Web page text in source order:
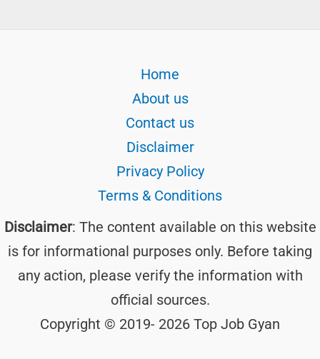
Home
About us
Contact us
Disclaimer
Privacy Policy
Terms & Conditions
Disclaimer: The content available on this website
is for informational purposes only. Before taking
any action, please verify the information with
official sources.
Copyright © 2019- 2026 Top Job Gyan